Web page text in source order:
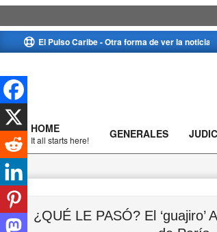
to
El Pulso Caribe - Otra forma de ver la noticia
Primary
Navigation
Menu
HOME
It all starts here! GENERALES
¿QUÉ LE PASÓ? El